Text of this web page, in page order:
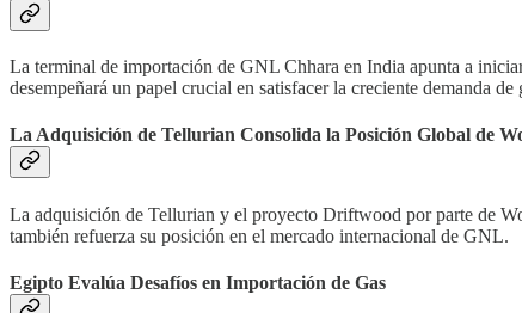
La terminal de importación de GNL Chhara en India apunta a
desempeñará un papel crucial en satisfacer la creciente demanda de
La Adquisición de Tellurian Consolida la Posición Global de
La adquisición de Tellurian y el proyecto Driftwood por parte de
también refuerza su posición en el mercado internacional de GNL.
Egipto Evalúa Desafíos en Importación de Gas